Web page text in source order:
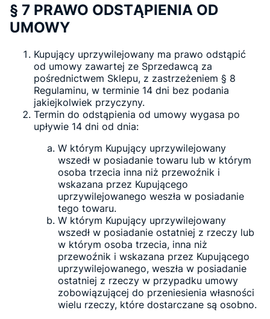
§ 7 PRAWO ODSTĄPIENIA OD
UMOWY
Kupujący uprzywilejowany ma prawo odstąpić
od umowy zawartej ze Sprzedawcą za
pośrednictwem Sklepu, z zastrzeżeniem § 8
Regulaminu, w terminie 14 dni bez podania
jakiejkolwiek przyczyny.
Termin do odstąpienia od umowy wygasa po
upływie 14 dni od dnia:
W którym Kupujący uprzywilejowany
wszedł w posiadanie towaru lub w którym
osoba trzecia inna niż przewoźnik i
wskazana przez Kupującego
uprzywilejowanego weszła w posiadanie
tego towaru.
W którym Kupujący uprzywilejowany
wszedł w posiadanie ostatniej z rzeczy lub
w którym osoba trzecia, inna niż
przewoźnik i wskazana przez Kupującego
uprzywilejowanego, weszła w posiadanie
ostatniej z rzeczy w przypadku umowy
zobowiązującej do przeniesienia własności
wielu rzeczy, które dostarczane są osobno.